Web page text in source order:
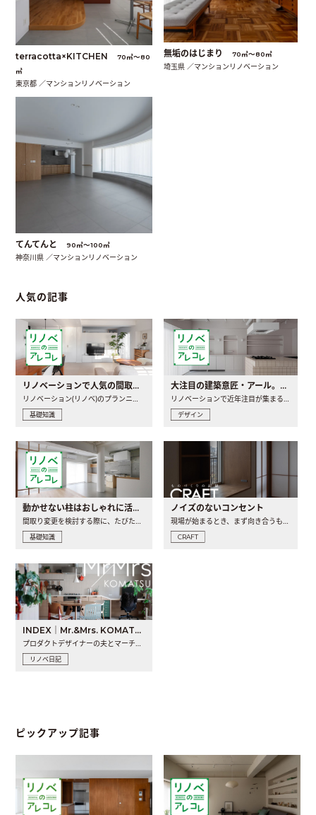
terracotta×KITCHEN
70㎡〜80
㎡
東京都 ／マンションリノベーション
無垢のはじまり 70㎡〜80㎡
埼玉県 ／マンションリノベーション
てんてんと 90㎡〜100㎡
神奈川県 ／マンションリノベーション
人気の記事
リノベーションで人気の間取りとは？トレンドの間取りと実例を徹底解説
リノベーション(リノベ)のプランニングで一番最初に決めるのは..
基礎知識
大注目の建築意匠・アール。人気の理由と空間に取り入れるポイント
リノベーションで近年注目が集まる建築意匠の一つであるアール..
デザイン
動かせない柱はおしゃれに活用！柱を魅せるリノベーション(リノベ)4選
間取り変更を検討する際に、たびたび皆さんの頭を悩ませる動か..
基礎知識
ノイズのないコンセント
現場が始まるとき、まず向き合うものの一つがコンセントです..
CRAFT
INDEX｜Mr.&Mrs. KOMATSU renovation diary
プロダクトデザイナーの夫とマーチャンダイザーの妻が、夫婦で..
リノベ日記
ピックアップ記事